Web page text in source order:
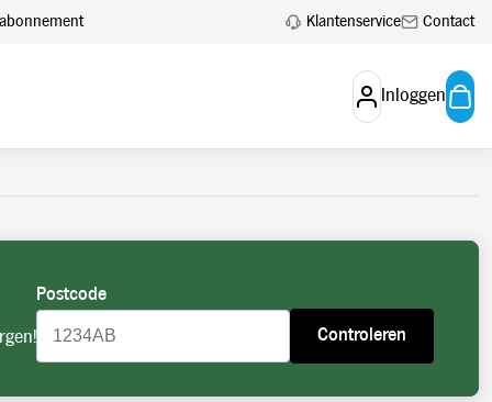
Klantenservice Contact
Inloggen
aan. Account aanvragen
Postcode
Controleren